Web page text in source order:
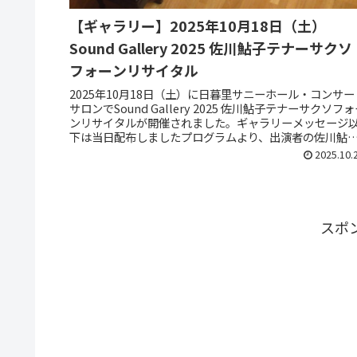
【ギャラリー】2025年10月18日（土）
Sound Gallery 2025 佐川鮎子テナーサクソ
フォーンリサイタル
2025年10月18日（土）に日暮里サニーホール・コンサー
サロンでSound Gallery 2025 佐川鮎子テナーサクソフォ
ンリサイタルが開催されました。ギャラリーメッセージ
下は当日配布しましたプログラムより、出演者の佐川鮎子
スポ